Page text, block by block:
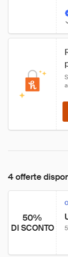
4 offerte
50%
DI SCONTO